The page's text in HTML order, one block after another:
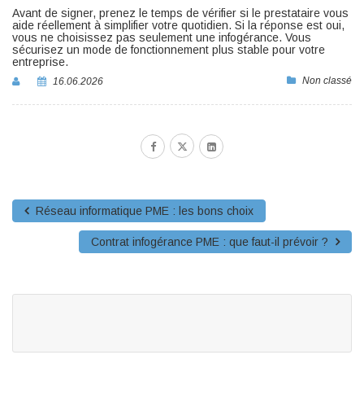
Avant de signer, prenez le temps de vérifier si le prestataire vous
aide réellement à simplifier votre quotidien. Si la réponse est oui,
vous ne choisissez pas seulement une infogérance. Vous
sécurisez un mode de fonctionnement plus stable pour votre
entreprise.
16.06.2026 Non classé
Réseau informatique PME : les bons choix
Contrat infogérance PME : que faut-il prévoir ?